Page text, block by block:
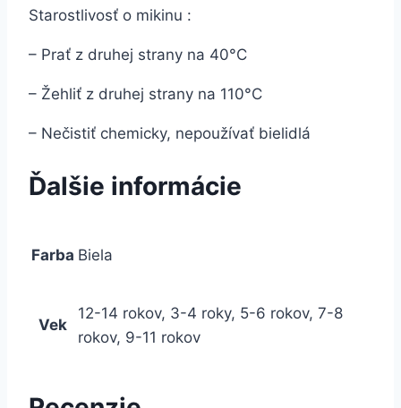
Starostlivosť o mikinu :
– Prať z druhej strany na 40°C
– Žehliť z druhej strany na 110°C
– Nečistiť chemicky, nepoužívať bielidlá
Ďalšie informácie
Farba Biela
Vek
12-14 rokov, 3-4 roky, 5-6 rokov, 7-8
rokov, 9-11 rokov